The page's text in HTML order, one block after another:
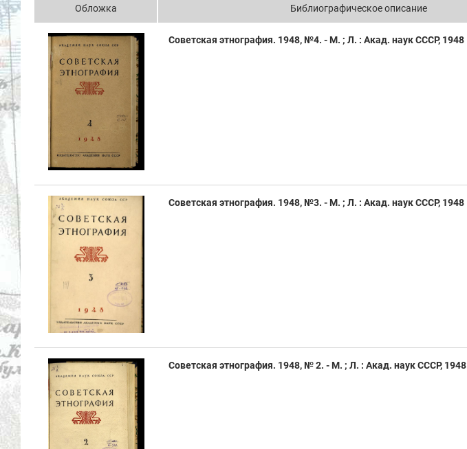
Обложка Библиографическое описание
Советская этнография. 1948, №4. - М. ; Л. : Акад. наук СССР, 1948
Советская этнография. 1948, №3. - М. ; Л. : Акад. наук СССР, 1948
Советская этнография. 1948, № 2. - М. ; Л. : Акад. наук СССР, 1948